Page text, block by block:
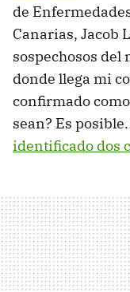
de
Canarias, Jacob
sospechosos del
donde llega mi
confirmado
sean? Es
identificado dos